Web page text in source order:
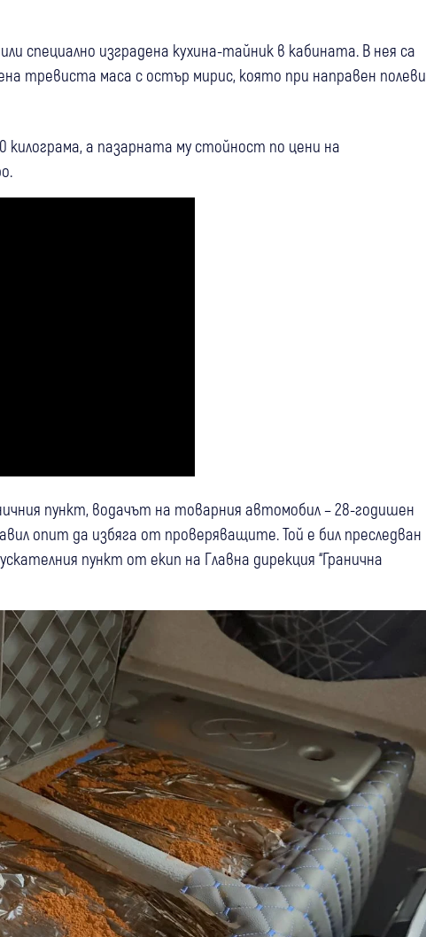
специално изградена кухина-тайник в кабината. В нея са
тревиста маса с остър мирис, която при направен полеви
а пазарната му стойност по цени на
пункт, водачът на товарния автомобил – 28-годишен
опит да избяга от проверяващите. Той е бил преследван
пункт от екип на Главна дирекция “Гранична